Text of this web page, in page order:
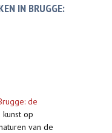
IN BRUGGE:
de
kunst op
van de